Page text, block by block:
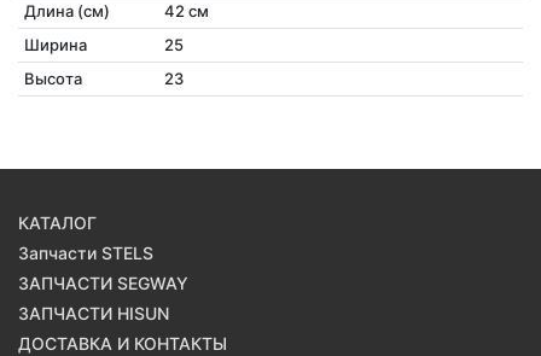
Длина (см)
42 см
Ширина
25
Высота
23
КАТАЛОГ
Запчасти STELS
ЗАПЧАСТИ SEGWAY
ЗАПЧАСТИ HISUN
ДОСТАВКА И КОНТАКТЫ